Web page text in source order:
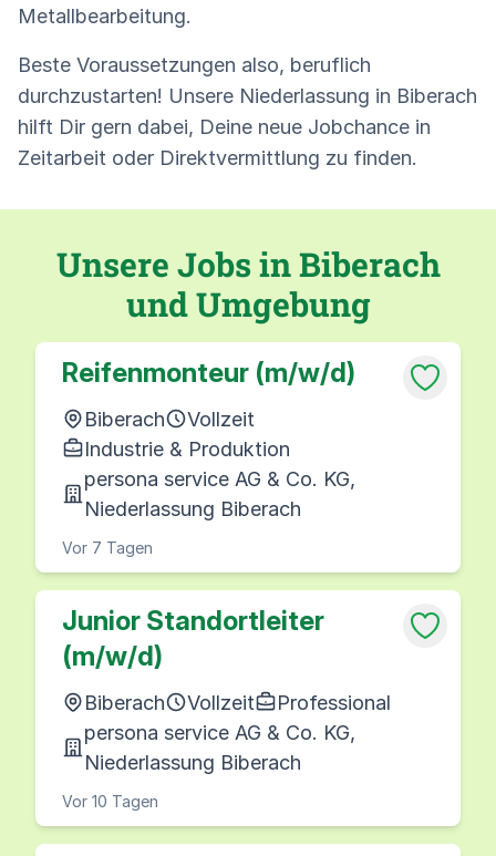
Metallbearbeitung.
Beste Voraussetzungen also, beruflich
durchzustarten! Unsere Niederlassung in Biberach
hilft Dir gern dabei, Deine neue Jobchance in
Zeitarbeit oder Direktvermittlung zu finden.
Unsere Jobs in Biberach
und Umgebung
Reifenmonteur (m/w/d)
Biberach
Vollzeit
Industrie & Produktion
persona service AG & Co. KG,
Niederlassung Biberach
Vor 7 Tagen
Junior Standortleiter
(m/w/d)
Biberach Vollzeit
Professional
persona service AG & Co. KG,
Niederlassung Biberach
Vor 10 Tagen